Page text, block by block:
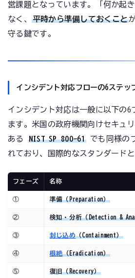
営課題となっています。「何か起
なく、 平時から準備しておくこと
守る鍵です。
インシデント対応フローの6ステッ
インシデント対応は一般に以下の6
ます。米国の政府機関向けセキュ
ある NIST SP 800-61でも同様の
れており、国際的なスタンダードと
フェーズ 名称
① 準備（Preparation）
② 検知・分析（Detection &
③ 封じ込め（Containment）
④ 根絶（Eradication）
⑤ 復旧（Recovery）